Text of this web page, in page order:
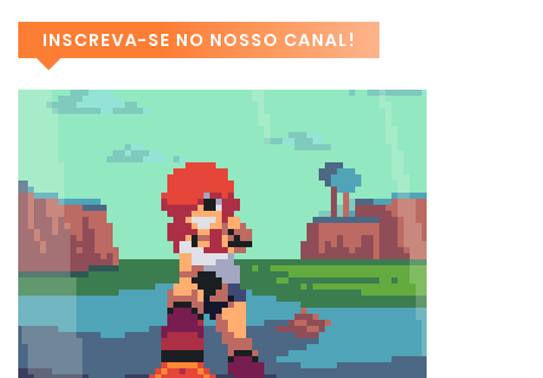
INSCREVA-SE NO NOSSO CANAL!